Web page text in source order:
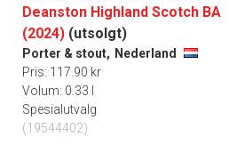
Deanston Highland Scotch BA
(2024) (utsolgt)
Porter & stout, Nederland
Pris: 117.90 kr
Volum: 0.33 l
Spesialutvalg
(19544402)